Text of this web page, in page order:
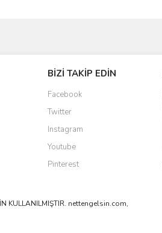
BİZİ TAKİP EDİN
Facebook
Twitter
Instagram
Youtube
Pinterest
KULLANILMIŞTIR. nettengelsin.com,